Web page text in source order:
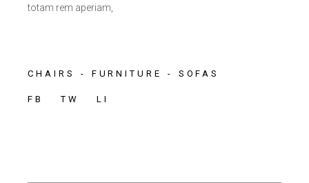
totam rem aperiam,
CHAIRS FURNITURE SOFAS
FB TW LI